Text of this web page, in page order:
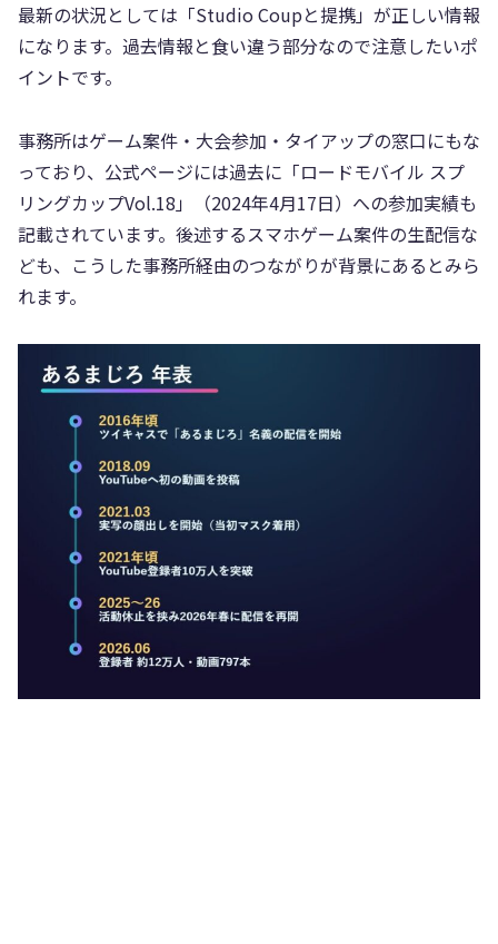
最新の状況としては「Studio Coupと提携」が正しい情報
になります。過去情報と食い違う部分なので注意したいポ
イントです。
事務所はゲーム案件・大会参加・タイアップの窓口にもな
っており、公式ページには過去に「ロードモバイル スプ
リングカップVol.18」（2024年4月17日）への参加実績も
記載されています。後述するスマホゲーム案件の生配信な
ども、こうした事務所経由のつながりが背景にあるとみら
れます。